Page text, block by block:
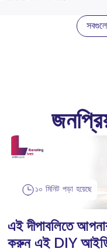
১০ মিনিট পড়া হয়েছে
এই দীপাবলিতে
করুন এই DIY